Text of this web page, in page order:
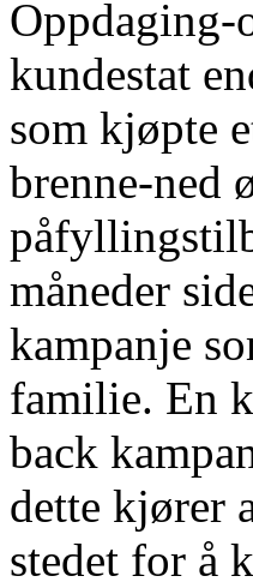
Oppdaging-
kundestat
som kjøpte
brenne-ned
måneder
kampanje
familie. En
back
dette kjører
stedet for å